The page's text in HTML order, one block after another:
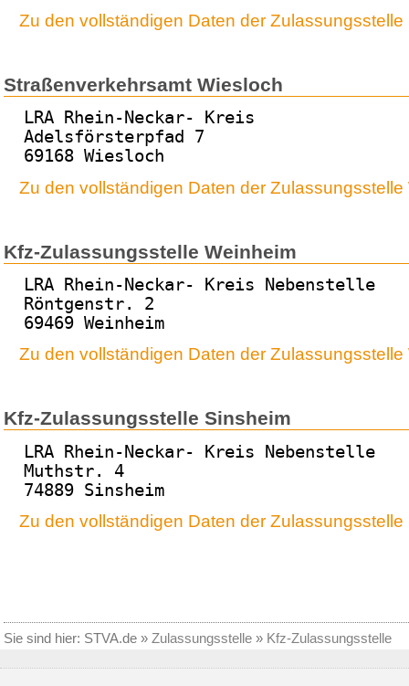
Zu den vollständigen Daten der Zulassungsstelle
Straßenverkehrsamt Wiesloch
LRA Rhein-Neckar- Kreis
Adelsförsterpfad 7
69168 Wiesloch
Zu den vollständigen Daten der Zulassungsstelle
Kfz-Zulassungsstelle Weinheim
LRA Rhein-Neckar- Kreis Nebenstelle
Röntgenstr. 2
69469 Weinheim
Zu den vollständigen Daten der Zulassungsstelle
Kfz-Zulassungsstelle Sinsheim
LRA Rhein-Neckar- Kreis Nebenstelle
Muthstr. 4
74889 Sinsheim
Zu den vollständigen Daten der Zulassungsstelle
Sie sind hier: STVA.de » Zulassungsstelle » Kfz-Zulassungsstelle